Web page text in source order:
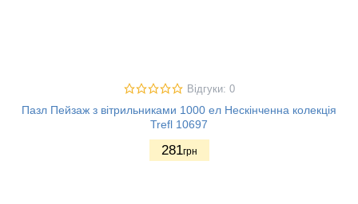
Відгуки: 0
Пазл Пейзаж з вітрильниками 1000 ел Нескінченна колекція
Trefl 10697
281грн